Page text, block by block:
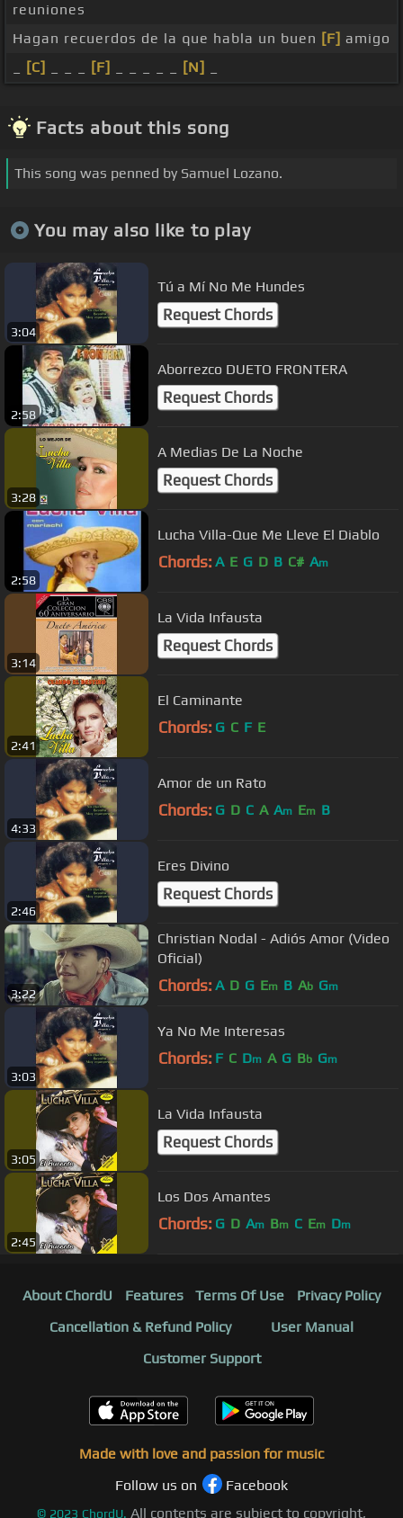
reuniones
Hagan recuerdos de la que habla un buen [F] amigo
[C] [F] [N]
Facts about this song
This song was penned by Samuel Lozano.
You may also like to play
3:04
Tú a Mí No Me Hundes
Request Chords
2:58
Aborrezco DUETO FRONTERA
Request Chords
3:28
A Medias De La Noche
Request Chords
2:58
Lucha Villa-Que Me Lleve El Diablo
Chords: A E G D B C# Am
3:14
La Vida Infausta
Request Chords
2:41
El Caminante
Chords: G C F E
4:33
Amor de un Rato
Chords: G D C A Am Em B
2:46
Eres Divino
Request Chords
3:22
Christian Nodal - Adiós Amor (Video
Oficial)
Chords: A D G Em B Ab Gm
3:03
Ya No Me Interesas
Chords: F C Dm A G Bb Gm
3:05
La Vida Infausta
Request Chords
2:45
Los Dos Amantes
Chords: G D Am Bm C Em Dm
About ChordU Features Terms Of Use
Privacy Policy
Cancellation & Refund Policy
User Manual
Customer Support
Made with love and passion for music
Follow us on
Facebook
© 2023 ChordU. All contents are subject to copyright,